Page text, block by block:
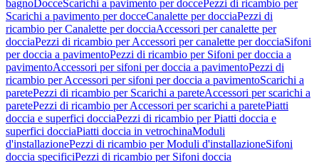
bagnoDocceScarichi a pavimento per doccePezzi di ricambio per
Scarichi a pavimento per docceCanalette per docciaPezzi di
ricambio per Canalette per docciaAccessori per canalette per
docciaPezzi di ricambio per Accessori per canalette per docciaSifoni
per doccia a pavimentoPezzi di ricambio per Sifoni per doccia a
pavimentoAccessori per sifoni per doccia a pavimentoPezzi di
ricambio per Accessori per sifoni per doccia a pavimentoScarichi a
paretePezzi di ricambio per Scarichi a pareteAccessori per scarichi a
paretePezzi di ricambio per Accessori per scarichi a paretePiatti
doccia e superfici docciaPezzi di ricambio per Piatti doccia e
superfici docciaPiatti doccia in vetrochinaModuli
d'installazionePezzi di ricambio per Moduli d'installazioneSifoni
doccia specificiPezzi di ricambio per Sifoni doccia